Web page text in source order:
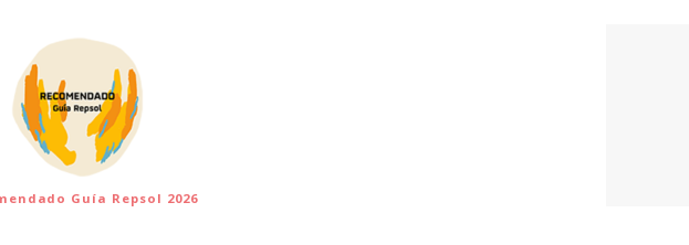
Guía Repsol 2026